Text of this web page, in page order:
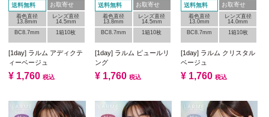
送料無料 お取寄せ
着色直径
13.8mm
レンズ直径
14.5mm
BC8.7mm
1箱10枚
[1day] ラルム アディクテ
ィーベージュ
¥ 1,760 税込
送料無料 お取寄せ
着色直径
13.8mm
レンズ直径
14.5mm
BC8.7mm
1箱10枚
[1day] ラルム ピュールリ
ング
¥ 1,760 税込
送料無料 お取寄せ
着色直径
13.0mm
レンズ直径
14.0mm
BC8.7mm
1箱10枚
[1day] ラルム クリスタル
ベージュ
¥ 1,760 税込